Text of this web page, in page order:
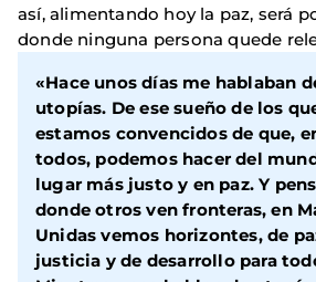
así, alimentando hoy la paz, será
donde ninguna persona quede
«Hace unos días me hablaban
utopías. De ese sueño de los
estamos convencidos de que,
todos, podemos hacer del
lugar más justo y en paz. Y
donde otros ven fronteras, en
Unidas vemos horizontes, de
justicia y de desarrollo para